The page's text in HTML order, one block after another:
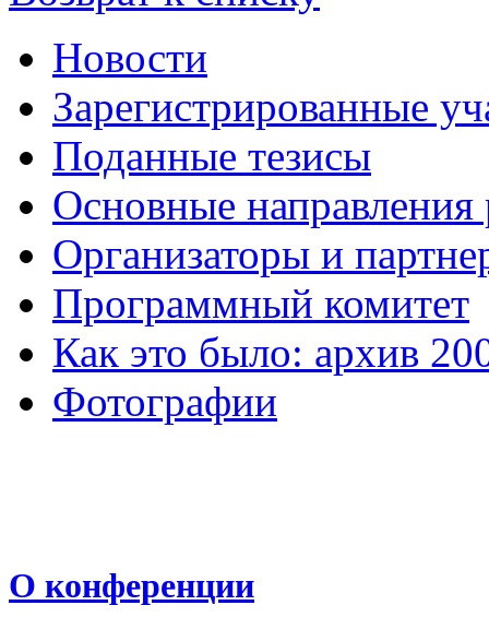
Новости
Зарегистрированные
Поданные тезисы
Основные направления
Организаторы и
Программный комитет
Как это было: архив
Фотографии
О конференции